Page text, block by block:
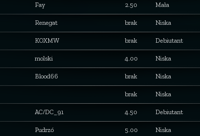
Fay 2.50 Mała
Renegat brak Niska
KOXMW brak Debiutant
molski 4.00 Niska
Blood66 brak Niska
brak Niska
AC/DC_91 4.50 Debiutant
Pudrzó 5.00 Niska